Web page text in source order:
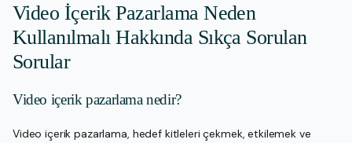
Video İçerik Pazarlama Neden
Kullanılmalı Hakkında Sıkça Sorulan
Sorular
Video içerik pazarlama nedir?
Video içerik pazarlama, hedef kitleleri çekmek, etkilemek ve